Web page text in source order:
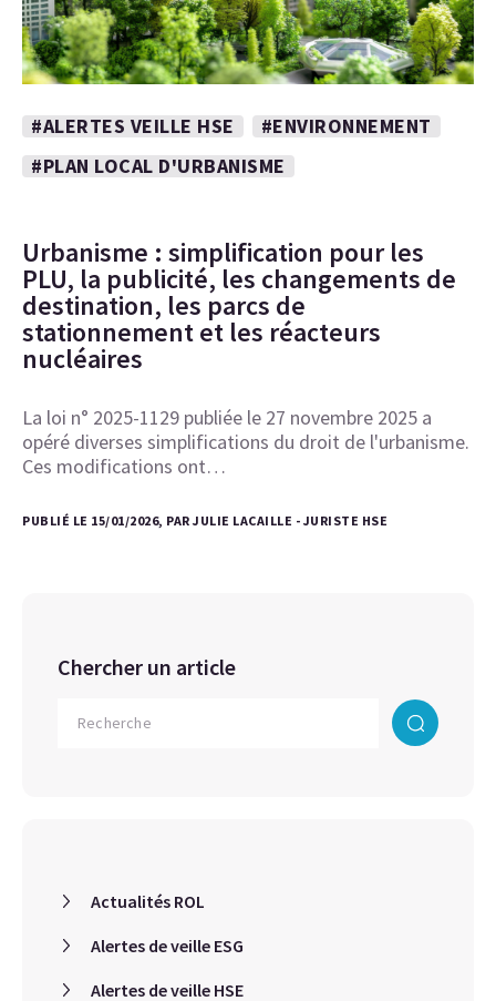
#ALERTES VEILLE HSE
#ENVIRONNEMENT
#PLAN LOCAL D'URBANISME
Urbanisme : simplification pour les
PLU, la publicité, les changements de
destination, les parcs de
stationnement et les réacteurs
nucléaires
La loi n° 2025-1129 publiée le 27 novembre 2025 a
opéré diverses simplifications du droit de l'urbanisme.
Ces modifications ont…
PUBLIÉ LE 15/01/2026, PAR JULIE LACAILLE - JURISTE HSE
Chercher un article
Actualités ROL
Alertes de veille ESG
Alertes de veille HSE